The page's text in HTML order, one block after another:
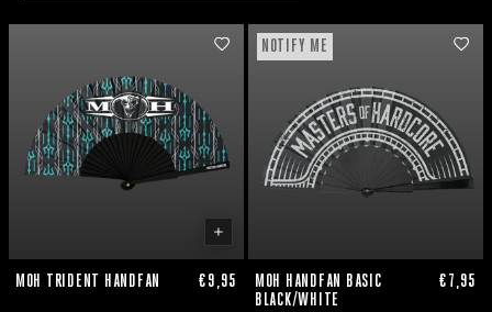
MOH TRIDENT HANDFAN €9,95
NOTIFY ME
MOH HANDFAN BASIC
BLACK/WHITE
€7,95